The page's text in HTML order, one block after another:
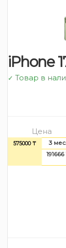
iPhone
✓ Товар в
Цена
575000 ₸ 3